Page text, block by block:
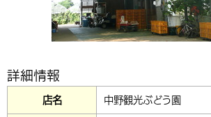
詳細情報
店名 中野観光ぶどう園